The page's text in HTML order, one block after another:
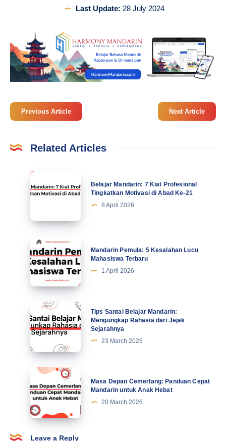
Last Update: 28 July 2024
Previous Article Next Article
Related Articles
Belajar
Mandarin:
Profesional
Tingkatkan
Motivasi
di
Abad
Ke-
Belajar Mandarin: 7 Kiat Profesional
Tingkatkan Motivasi di Abad Ke-21
8 April 2026
Mandarin
Pemula:
5
Kesalahan
Lucu
Mahasiswa
Terbaru
Mandarin Pemula: 5 Kesalahan Lucu
Mahasiswa Terbaru
1 April 2026
Tips
Santai
Belajar
Mandarin:
Mengungkap
Rahasia
dari
Jejak
Sejarahnya
Tips Santai Belajar Mandarin:
Mengungkap Rahasia dari Jejak
Sejarahnya
23 March 2026
Masa
Depan
Cemerlang:
Panduan
Cepat
Mandarin
Masa Depan Cemerlang: Panduan Cepat
Mandarin untuk Anak Hebat
20 March 2026
Leave a Reply